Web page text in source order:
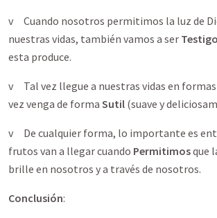
v Cuando nosotros permitimos la luz de
nuestras vidas, también vamos a ser
esta produce.
v Tal vez llegue a nuestras vidas en formas
vez venga de forma Sutil (suave y
v De cualquier forma, lo importante es
frutos van a llegar cuando Permitimosque
brille en nosotros y a través de nosotros.
Conclusión: